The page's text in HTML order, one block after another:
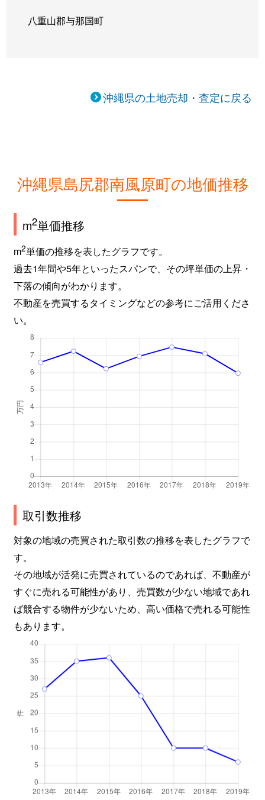
八重山郡与那国町
沖縄県の土地売却・査定に戻る
沖縄県島尻郡南風原町の地価推移
m2単価推移
m2単価の推移を表したグラフです。
過去1年間や5年といったスパンで、その坪単価の上昇・
下落の傾向がわかります。
不動産を売買するタイミングなどの参考にご活用くださ
い。
取引数推移
対象の地域の売買された取引数の推移を表したグラフで
す。
その地域が活発に売買されているのであれば、不動産が
すぐに売れる可能性があり、売買数が少ない地域であれ
ば競合する物件が少ないため、高い価格で売れる可能性
もあります。